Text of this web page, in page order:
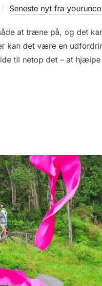
Seneste nyt fra
at træne på, og det
kan det være en
til netop det – at